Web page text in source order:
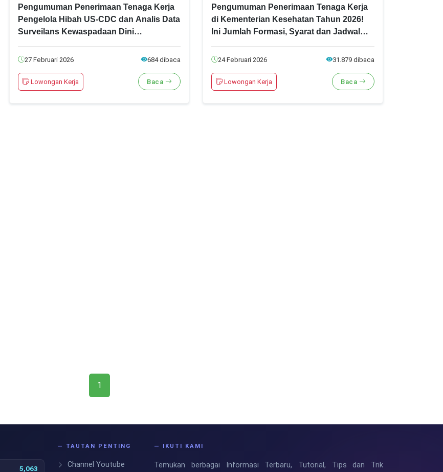
Pengumuman Penerimaan Tenaga Kerja
Pengelola Hibah US-CDC dan Analis Data
Surveilans Kewaspadaan Dini
Syarat, Formasi dan Cara Daftarnya!
27 Februari 2026 684 dibaca
Lowongan Kerja Baca
Pengumuman Penerimaan Tenaga Kerja
di Kementerian Kesehatan Tahun 2026!
Ini Jumlah Formasi, Syarat dan Jadwal
24 Februari 2026 31.879 dibaca
Lowongan Kerja Baca
1
5,063
— TAUTAN PENTING
Channel Youtube
— IKUTI KAMI
Temukan berbagai Informasi Terbaru, Tutorial, Tips dan Trik